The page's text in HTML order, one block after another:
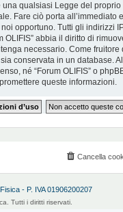
qualsiasi Legge del proprio
Fare ciò porta
opportuno. Tutti gli indirizzi
OLIFIS” abbia il diritto di
necessario. Come
conservata in un database.
né “Forum OLIFIS” o
queste informazioni.
Cancella
- P. IVA 01906200207
Tutti i diritti riservati.